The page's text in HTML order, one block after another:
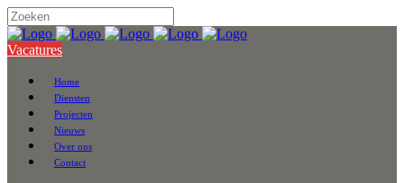
Vacatures
Home
Diensten
Projecten
Nieuws
Over ons
Contact